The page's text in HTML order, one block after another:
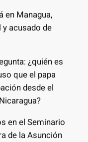
en Managua,
acusado de
¿quién es
que el papa
desde el
en el Seminario
de la Asunción